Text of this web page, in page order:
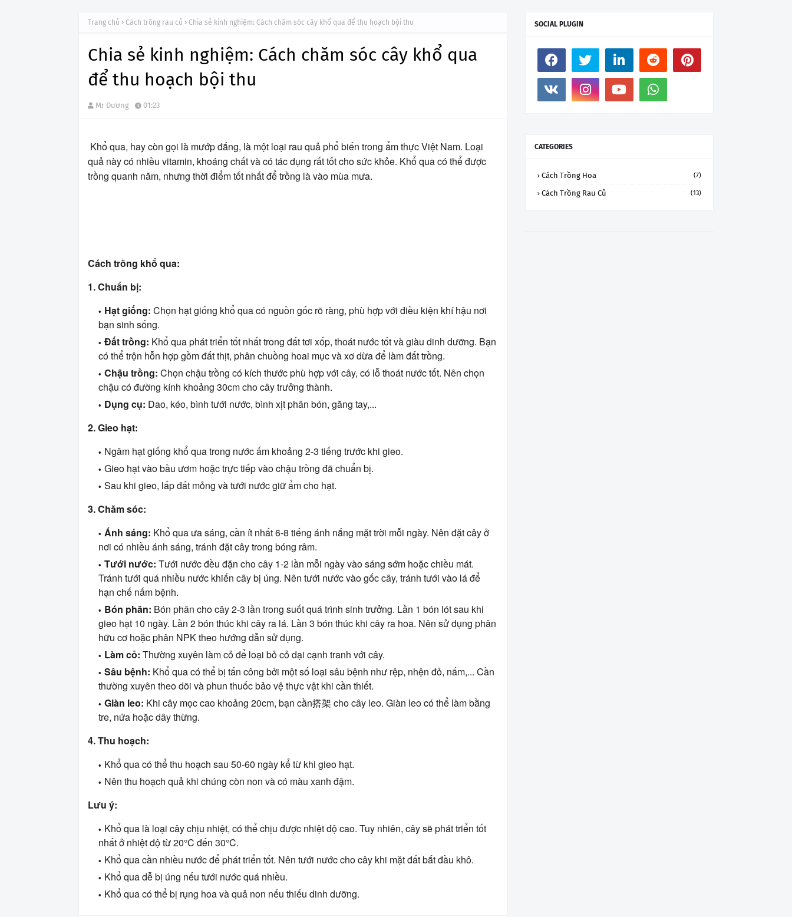
Trang chủ Cách trồng rau củ Chia sẻ kinh nghiệm: Cách chăm sóc cây khổ qua để thu hoạch bội thu
Chia sẻ kinh nghiệm: Cách chăm sóc cây khổ qua
để thu hoạch bội thu
Mr Dương 01:23
Khổ qua, hay còn gọi là mướp đắng, là một loại rau quả phổ biến trong ẩm thực Việt Nam. Loại
quả này có nhiều vitamin, khoáng chất và có tác dụng rất tốt cho sức khỏe. Khổ qua có thể được
trồng quanh năm, nhưng thời điểm tốt nhất để trồng là vào mùa mưa.
Cách trồng khổ qua:
1. Chuẩn bị:
Hạt giống: Chọn hạt giống khổ qua có nguồn gốc rõ ràng, phù hợp với điều kiện khí hậu nơi
bạn sinh sống.
Đất trồng: Khổ qua phát triển tốt nhất trong đất tơi xốp, thoát nước tốt và giàu dinh dưỡng. Bạn
có thể trộn hỗn hợp gồm đất thịt, phân chuồng hoai mục và xơ dừa để làm đất trồng.
Chậu trồng: Chọn chậu trồng có kích thước phù hợp với cây, có lỗ thoát nước tốt. Nên chọn
chậu có đường kính khoảng 30cm cho cây trưởng thành.
Dụng cụ: Dao, kéo, bình tưới nước, bình xịt phân bón, găng tay,...
2. Gieo hạt:
Ngâm hạt giống khổ qua trong nước ấm khoảng 2-3 tiếng trước khi gieo.
Gieo hạt vào bầu ươm hoặc trực tiếp vào chậu trồng đã chuẩn bị.
Sau khi gieo, lấp đất mỏng và tưới nước giữ ẩm cho hạt.
3. Chăm sóc:
Ánh sáng: Khổ qua ưa sáng, cần ít nhất 6-8 tiếng ánh nắng mặt trời mỗi ngày. Nên đặt cây ở
nơi có nhiều ánh sáng, tránh đặt cây trong bóng râm.
Tưới nước: Tưới nước đều đặn cho cây 1-2 lần mỗi ngày vào sáng sớm hoặc chiều mát.
Tránh tưới quá nhiều nước khiến cây bị úng. Nên tưới nước vào gốc cây, tránh tưới vào lá để
hạn chế nấm bệnh.
Bón phân: Bón phân cho cây 2-3 lần trong suốt quá trình sinh trưởng. Lần 1 bón lót sau khi
gieo hạt 10 ngày. Lần 2 bón thúc khi cây ra lá. Lần 3 bón thúc khi cây ra hoa. Nên sử dụng phân
hữu cơ hoặc phân NPK theo hướng dẫn sử dụng.
Làm cỏ: Thường xuyên làm cỏ để loại bỏ cỏ dại cạnh tranh với cây.
Sâu bệnh: Khổ qua có thể bị tấn công bởi một số loại sâu bệnh như rệp, nhện đỏ, nấm,... Cần
thường xuyên theo dõi và phun thuốc bảo vệ thực vật khi cần thiết.
Giàn leo: Khi cây mọc cao khoảng 20cm, bạn cần搭架 cho cây leo. Giàn leo có thể làm bằng
tre, nứa hoặc dây thừng.
4. Thu hoạch:
Khổ qua có thể thu hoạch sau 50-60 ngày kể từ khi gieo hạt.
Nên thu hoạch quả khi chúng còn non và có màu xanh đậm.
Lưu ý:
Khổ qua là loại cây chịu nhiệt, có thể chịu được nhiệt độ cao. Tuy nhiên, cây sẽ phát triển tốt
nhất ở nhiệt độ từ 20°C đến 30°C.
Khổ qua cần nhiều nước để phát triển tốt. Nên tưới nước cho cây khi mặt đất bắt đầu khô.
Khổ qua dễ bị úng nếu tưới nước quá nhiều.
Khổ qua có thể bị rụng hoa và quả non nếu thiếu dinh dưỡng.
SOCIAL PLUGIN
CATEGORIES
Cách Trồng Hoa (7)
Cách Trồng Rau Củ (13)